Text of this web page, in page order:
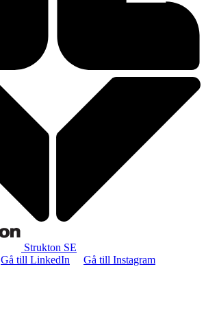
Strukton SE
Gå till LinkedIn
Gå till Instagram